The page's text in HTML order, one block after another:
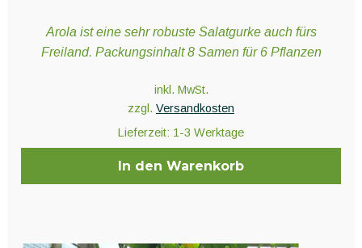
Arola ist eine sehr robuste Salatgurke auch fürs
Freiland. Packungsinhalt 8 Samen für 6 Pflanzen
inkl. MwSt.
zzgl. Versandkosten
Lieferzeit: 1-3 Werktage
In den Warenkorb